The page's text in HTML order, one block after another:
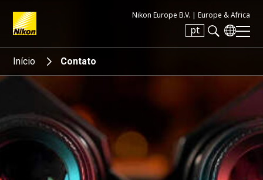
Nikon Europe B.V. | Europe & Africa
pt
Search keyword(s)
Início Contato